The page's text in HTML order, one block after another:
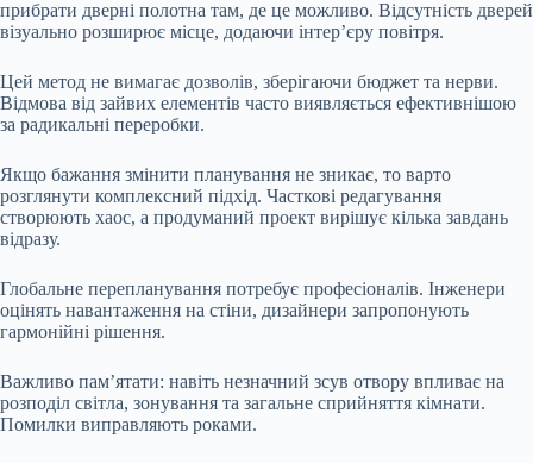
прибрати дверні полотна там, де це можливо. Відсутність дверей
візуально розширює місце, додаючи інтер’єру повітря.
Цей метод не вимагає дозволів, зберігаючи бюджет та нерви.
Відмова від зайвих елементів часто виявляється ефективнішою
за радикальні переробки.
Якщо бажання змінити планування не зникає, то варто
розглянути комплексний підхід. Часткові редагування
створюють хаос, а продуманий проект вирішує кілька завдань
відразу.
Глобальне перепланування потребує професіоналів. Інженери
оцінять навантаження на стіни, дизайнери запропонують
гармонійні рішення.
Важливо пам’ятати: навіть незначний зсув отвору впливає на
розподіл світла, зонування та загальне сприйняття кімнати.
Помилки виправляють роками.